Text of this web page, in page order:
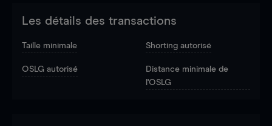
Les détails des transactions
Taille minimale Shorting autorisé
OSLG autorisé
Distance minimale de
l'OSLG